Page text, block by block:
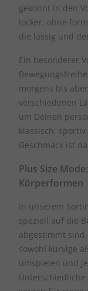
gekonnt in den
locker, ohne
die lässig und
Ein besonderer
morgens bis
verschiedenen
um Deinen
klassisch,
Geschmack ist
Plus Size
Körperformen
In unserem
speziell auf die
abgestimmt
sowohl kurvige
umspielen und